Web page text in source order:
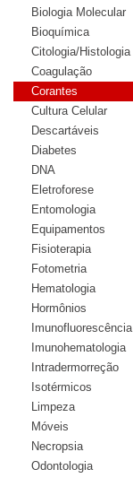
Biologia Molecular
Bioquímica
Citologia/Histologia
Coagulação
Corantes
Cultura Celular
Descartáveis
Diabetes
DNA
Eletroforese
Entomologia
Equipamentos
Fisioterapia
Fotometria
Hematologia
Hormônios
Imunofluorescência
Imunohematologia
Intradermorreção
Isotérmicos
Limpeza
Móveis
Necropsia
Odontologia